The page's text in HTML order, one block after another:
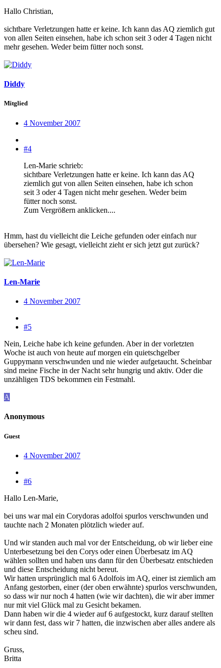
Hallo Christian,
sichtbare Verletzungen hatte er keine. Ich kann das AQ ziemlich gut
von allen Seiten einsehen, habe ich schon seit 3 oder 4 Tagen nicht
mehr gesehen. Weder beim fütter noch sonst.
Diddy
Mitglied
4 November 2007
#4
Len-Marie schrieb:
sichtbare Verletzungen hatte er keine. Ich kann das AQ
ziemlich gut von allen Seiten einsehen, habe ich schon
seit 3 oder 4 Tagen nicht mehr gesehen. Weder beim
fütter noch sonst.
Zum Vergrößern anklicken....
Hmm, hast du vielleicht die Leiche gefunden oder einfach nur
übersehen? Wie gesagt, vielleicht zieht er sich jetzt gut zurück?
Len-Marie
4 November 2007
#5
Nein, Leiche habe ich keine gefunden. Aber in der vorletzten
Woche ist auch von heute auf morgen ein quietschgelber
Guppymann verschwunden und nie wieder aufgetaucht. Scheinbar
sind meine Fische in der Nacht sehr hungrig und aktiv. Oder die
unzähligen TDS bekommen ein Festmahl.
A
Anonymous
Guest
4 November 2007
#6
Hallo Len-Marie,
bei uns war mal ein Corydoras adolfoi spurlos verschwunden und
tauchte nach 2 Monaten plötzlich wieder auf.
Und wir standen auch mal vor der Entscheidung, ob wir lieber eine
Unterbesetzung bei den Corys oder einen Überbesatz im AQ
wählen sollten und haben uns dann für den Überbesatz entschieden
und diese Entscheidung nicht bereut.
Wir hatten ursprünglich mal 6 Adolfois im AQ, einer ist ziemlich am
Anfang gestorben, einer (der oben erwähnte) spurlos verschwunden,
so dass wir nur noch 4 hatten (wie wir dachten), die wir aber immer
nur mit viel Glück mal zu Gesicht bekamen.
Dann haben wir die 4 wieder auf 6 aufgestockt, kurz darauf stellten
wir dann fest, dass wir 7 hatten, die inzwischen aber alles andere als
scheu sind.
Gruss,
Britta